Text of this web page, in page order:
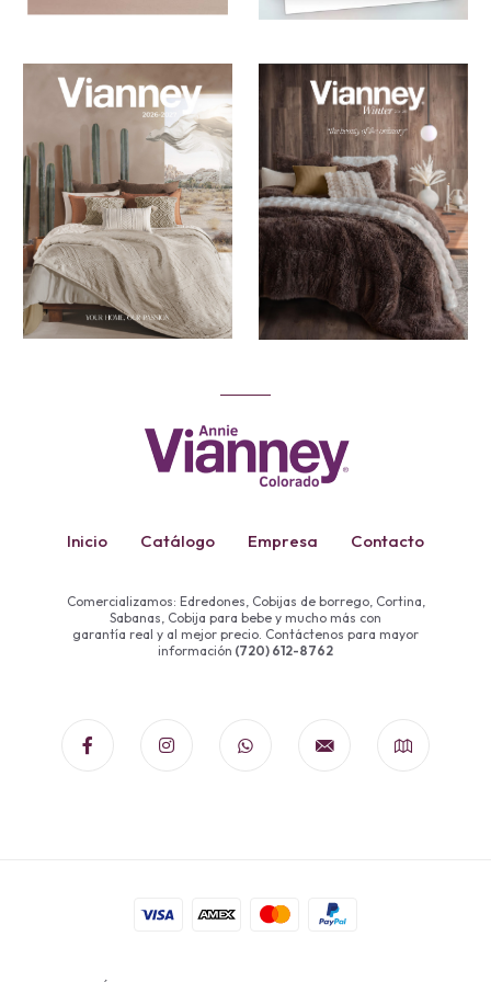
Inicio Catálogo Empresa Contacto
Comercializamos: Edredones, Cobijas de borrego, Cortina,
Sabanas, Cobija para bebe y mucho más con
garantía real y al mejor precio. Contáctenos para mayor
información (720) 612-8762